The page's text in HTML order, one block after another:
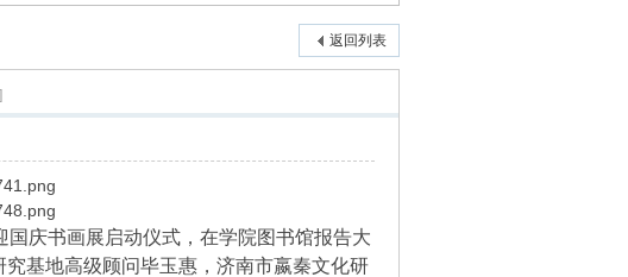
返回列表
庆书画展启动仪式，在学院图书馆报告大
基地高级顾问毕玉惠，济南市嬴秦文化研